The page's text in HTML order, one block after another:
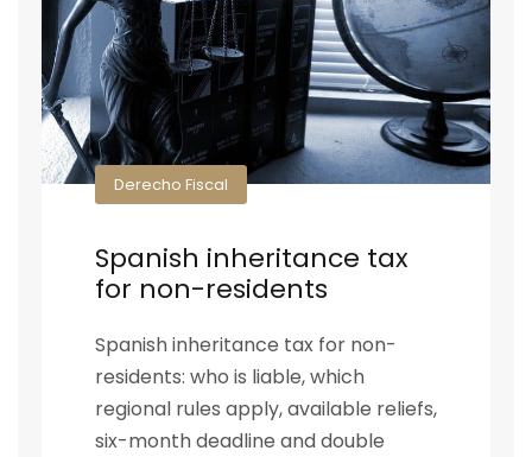
Derecho Fiscal
Spanish inheritance tax
for non-residents
Spanish inheritance tax for non-
residents: who is liable, which
regional rules apply, available reliefs,
six-month deadline and double